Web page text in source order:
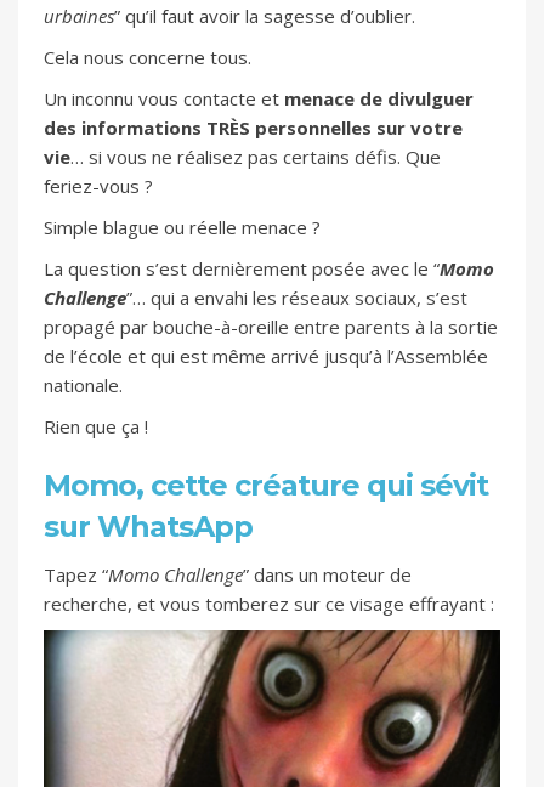
urbaines” qu’il faut avoir la sagesse d’oublier.
Cela nous concerne tous.
Un inconnu vous contacte et menace de divulguer
des informations TRÈS personnelles sur votre
vie… si vous ne réalisez pas certains défis. Que
feriez-vous ?
Simple blague ou réelle menace ?
La question s’est dernièrement posée avec le “Momo
Challenge”… qui a envahi les réseaux sociaux, s’est
propagé par bouche-à-oreille entre parents à la sortie
de l’école et qui est même arrivé jusqu’à l’Assemblée
nationale.
Rien que ça !
Momo, cette créature qui sévit
sur WhatsApp
Tapez “Momo Challenge” dans un moteur de
recherche, et vous tomberez sur ce visage effrayant :